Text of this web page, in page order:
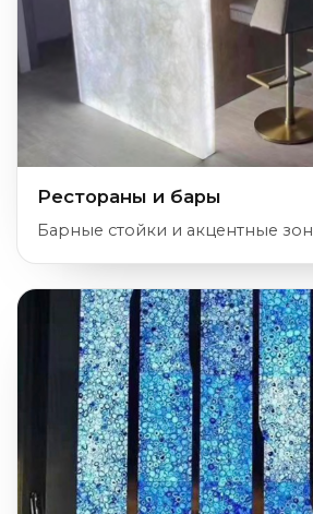
Рестораны и бары
Барные стойки и акцентные